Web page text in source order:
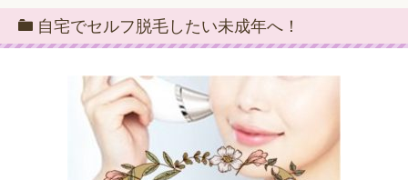
自宅でセルフ脱毛したい未成年へ！